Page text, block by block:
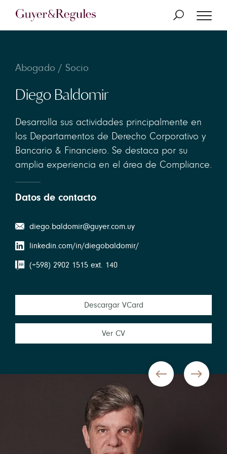
Abogado / Socio
Diego Baldomir
Desarrolla sus actividades principalmente en
los Departamentos de Derecho Corporativo y
Bancario & Financiero. Se destaca por su
amplia experiencia en el área de Compliance.
Datos de contacto
diego.baldomir@guyer.com.uy
linkedin.com/in/diegobaldomir/
(+598) 2902 1515 ext. 140
Descargar VCard
Ver CV